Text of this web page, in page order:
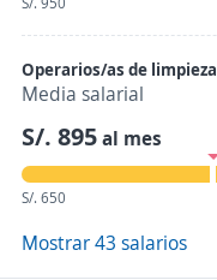
Operarios/as de limpieza
Media salarial
S/. 895al mes
S/. 650
Mostrar 43 salarios